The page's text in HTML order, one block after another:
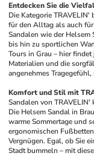
Entdecken Sie die
Die Kategorie
für den Alltag als auch
Sandalen wie der
bis hin zu sportlichen
Tours in Grau – hier
Materialien und die
angenehmes
Komfort und Stil mit
Sandalen von
Die Helsem Sandal in
warme Sommertage und
ergonomischen
Vergnügen. Egal, ob Sie
Stadt bummeln – mit